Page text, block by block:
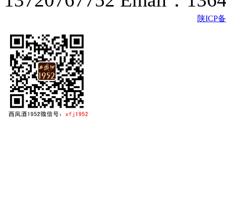
陕ICP